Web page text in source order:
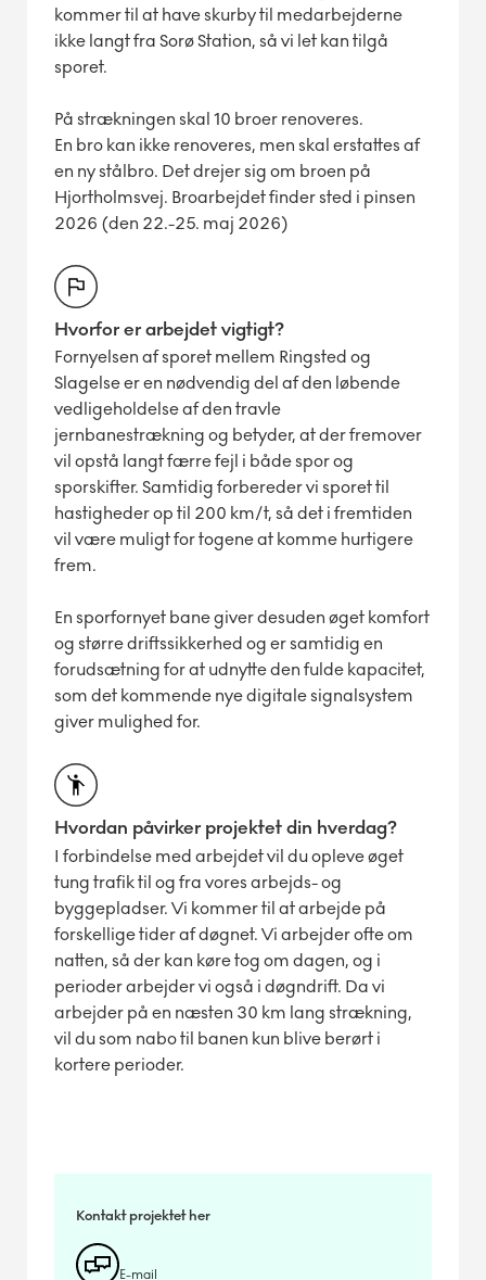
kommer til at have skurby til medarbejderne
ikke langt fra Sorø Station, så vi let kan tilgå
sporet.
På strækningen skal 10 broer renoveres.
En bro kan ikke renoveres, men skal erstattes af
en ny stålbro. Det drejer sig om broen på
Hjortholmsvej. Broarbejdet finder sted i pinsen
2026 (den 22.-25. maj 2026)
Hvorfor er arbejdet vigtigt?
Fornyelsen af sporet mellem Ringsted og
Slagelse er en nødvendig del af den løbende
vedligeholdelse af den travle
jernbanestrækning og betyder, at der fremover
vil opstå langt færre fejl i både spor og
sporskifter. Samtidig forbereder vi sporet til
hastigheder op til 200 km/t, så det i fremtiden
vil være muligt for togene at komme hurtigere
frem.
En sporfornyet bane giver desuden øget komfort
og større driftssikkerhed og er samtidig en
forudsætning for at udnytte den fulde kapacitet,
som det kommende nye digitale signalsystem
giver mulighed for.
Hvordan påvirker projektet din hverdag?
I forbindelse med arbejdet vil du opleve øget
tung trafik til og fra vores arbejds- og
byggepladser. Vi kommer til at arbejde på
forskellige tider af døgnet. Vi arbejder ofte om
natten, så der kan køre tog om dagen, og i
perioder arbejder vi også i døgndrift. Da vi
arbejder på en næsten 30 km lang strækning,
vil du som nabo til banen kun blive berørt i
kortere perioder.
Kontakt projektet her
E-mail